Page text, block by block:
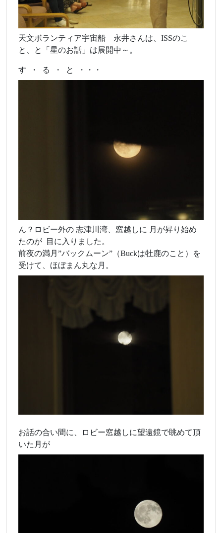
天文ボランティア宇宙船 永井さんは、ISSのこ
と、と「星のお話」は展開中～。
す ・ る ・ と ・・・
ん？ロビー外の 志津川湾、窓越しに 月が昇り始め
たのが 目に入りました。
前夜の満月”バックムーン”（Buckは牡鹿のこと）を
受けて、ほぼまん丸な月。
お話の合い間に、ロビー窓越しに望遠鏡で眺めて頂
いた月が